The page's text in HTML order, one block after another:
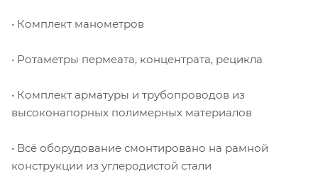
• Комплект манометров
• Ротаметры пермеата, концентрата, рецикла
• Комплект арматуры и трубопроводов из
высоконапорных полимерных материалов
• Всё оборудование смонтировано на рамной
конструкции из углеродистой стали